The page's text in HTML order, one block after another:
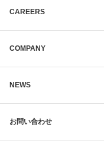
CAREERS
COMPANY
NEWS
お問い合わせ